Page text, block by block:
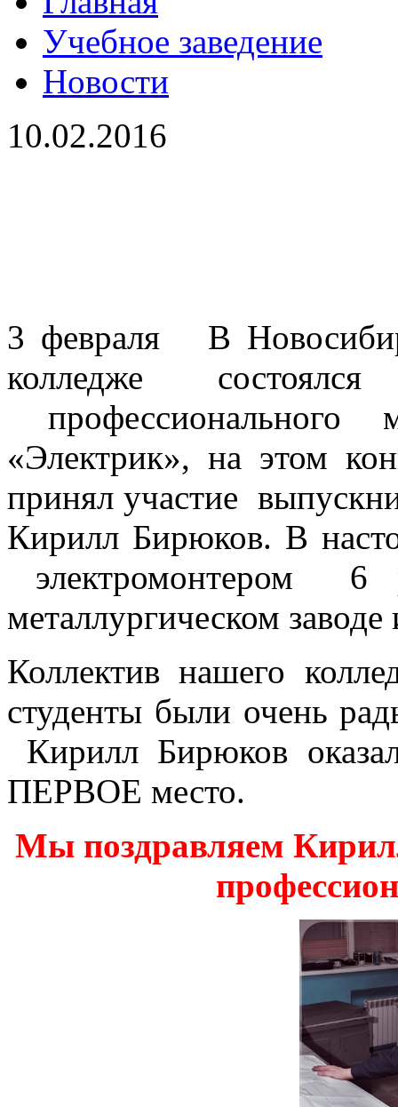
Учебное заведение
Новости
10.02.2016
3 февраля В
колледже
«Электрик», на этом
принял участие
Кирилл Бирюков. В
электромонтером 6
металлургическом
Коллектив нашего
студенты были очень
Кирилл Бирюков
ПЕРВОЕ место.
Мы поздравляем